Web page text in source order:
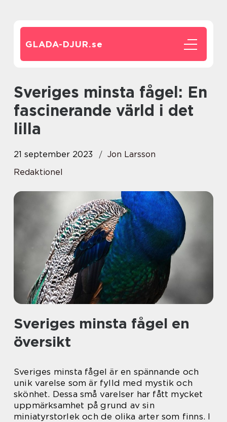
GLADA-DJUR.se
Sveriges minsta fågel: En
fascinerande värld i det
lilla
21 september 2023
Jon Larsson
Redaktionel
Sveriges minsta fågel en
översikt
Sveriges minsta fågel är en spännande och
unik varelse som är fylld med mystik och
skönhet. Dessa små varelser har fått mycket
uppmärksamhet på grund av sin
miniatyrstorlek och de olika arter som finns. I